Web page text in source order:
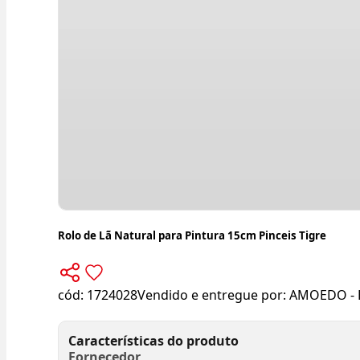
Rolo de Lã Natural para Pintura 15cm Pinceis Tigre
cód: 1724028Vendido e entregue por: AMOEDO -
Características do produto